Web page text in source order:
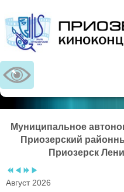
Муниципальное
Приозерский
Приозерск
Предыдущий
Предыдущий
Следующий
Следующий
Август 2026